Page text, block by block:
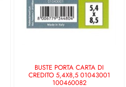
BUSTE PORTA CARTA DI
CREDITO 5,4X8,5 01043001
100460082